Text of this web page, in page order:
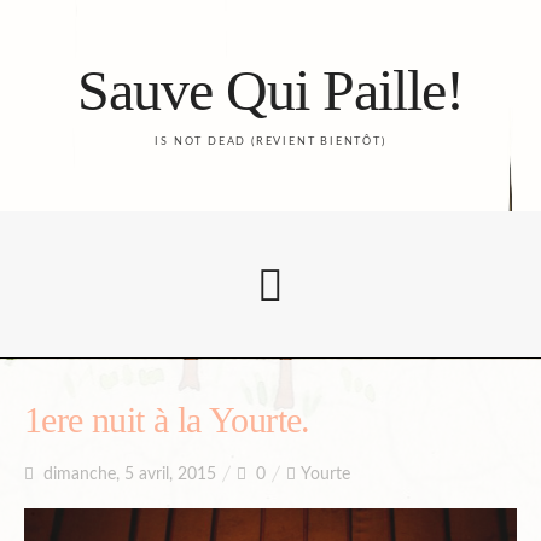
Sauve Qui Paille!
IS NOT DEAD (REVIENT BIENTÔT)
Accueil
Le Blog
1ere nuit à la Yourte.
dimanche, 5 avril, 2015 0 Yourte